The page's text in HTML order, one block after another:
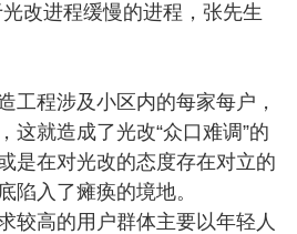
改进程缓慢的进程，张先生
程涉及小区内的每家每户，
这就造成了光改“众口难调”的
是在对光改的态度存在对立的
陷入了瘫痪的境地。
高的用户群体主要以年轻人